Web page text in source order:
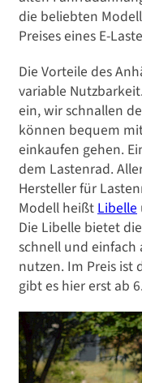
Der
Das sind
die beliebten
Preises eines E-
Die Vorteile des
variable
ein, wir schnallen
können bequem
einkaufen gehen.
dem Lastenrad.
Hersteller für
Modell heißt Libelle
Die Libelle bietet
schnell und einfach
nutzen. Im Preis ist
gibt es hier erst ab